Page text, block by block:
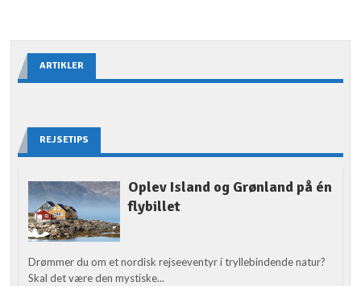
ARTIKLER
REJSETIPS
Oplev Island og Grønland på én
flybillet
Drømmer du om et nordisk rejseeventyr i tryllebindende natur?
Skal det være den mystiske...